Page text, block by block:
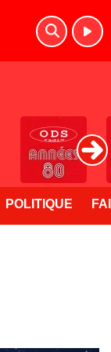
POLITIQUE